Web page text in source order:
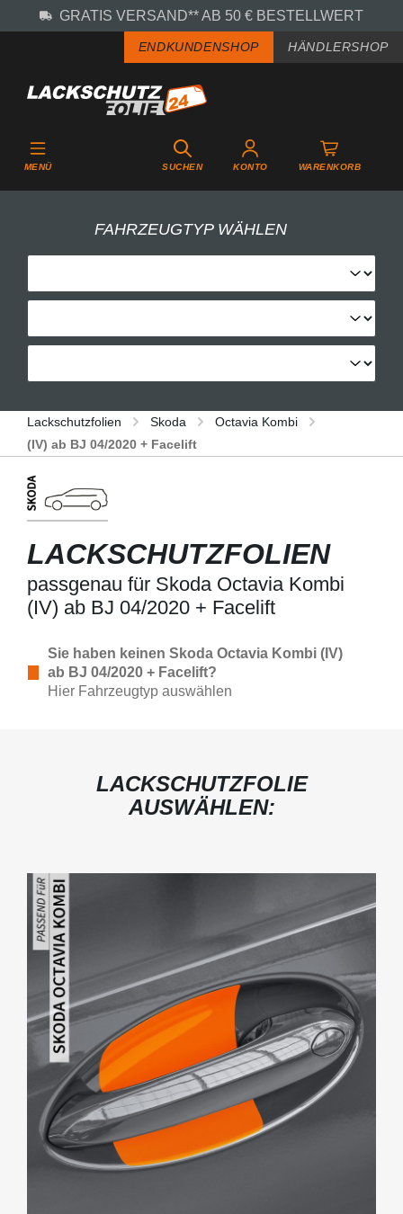
Zum Hauptinhalt springen
GRATIS VERSAND** AB 50 € BESTELLWERT
ENDKUNDENSHOP HÄNDLERSHOP
MENÜ SUCHEN KONTO WARENKORB
FAHRZEUGTYP WÄHLEN
Lackschutzfolien Skoda
Octavia Kombi
(IV) ab BJ 04/2020 + Facelift
LACKSCHUTZFOLIEN
passgenau für Skoda Octavia Kombi
(IV) ab BJ 04/2020 + Facelift
Sie haben keinen Skoda Octavia Kombi (IV)
ab BJ 04/2020 + Facelift?
Hier Fahrzeugtyp auswählen
LACKSCHUTZFOLIE
AUSWÄHLEN: